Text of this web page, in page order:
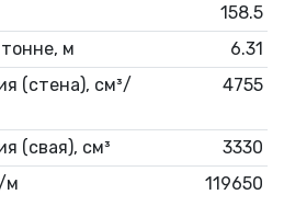
158.5
м
6.31
(стена), см³/
4755
(свая), см³
3330
м
119650